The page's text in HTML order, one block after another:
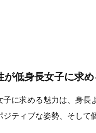
が低身長女子に求
子に求める魅力は、身
ジティブな姿勢、そして